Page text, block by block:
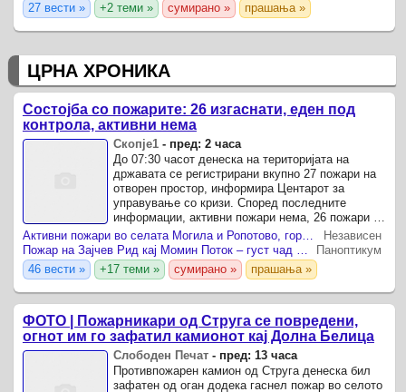
27 вести »
+2 теми » сумирано » прашања »
ЦРНА ХРОНИКА
Состојба со пожарите: 26 изгаснати, еден под
контрола, активни нема
Скопје1- пред: 2 часа
До 07:30 часот денеска на територијата на
државата се регистрирани вкупно 27 пожари на
отворен простор, информира Центарот за
управување со кризи. Според последните
информации, активни пожари нема, 26 пожари се
целосно изгаснати, додека еден пожар е ставен
под контрола.
Активни пожари во селата Могила и Ропотово, горат ниска вегетација и стрниште
Независен
Пожар на Зајчев Рид кај Момин Поток – густ чад над делот спроти „Систина“
Паноптикум
46 вести »
+17 теми » сумирано » прашања »
ФОТО | Пожарникари од Струга се повредени,
огнот им го зафатил камионот кај Долна Белица
Слободен Печат- пред: 13 часа
Противпожарен камион од Струга денеска бил
зафатен од оган додека гаснел пожар во селото